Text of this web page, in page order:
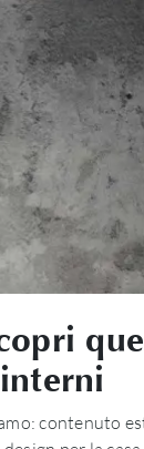
contenuto